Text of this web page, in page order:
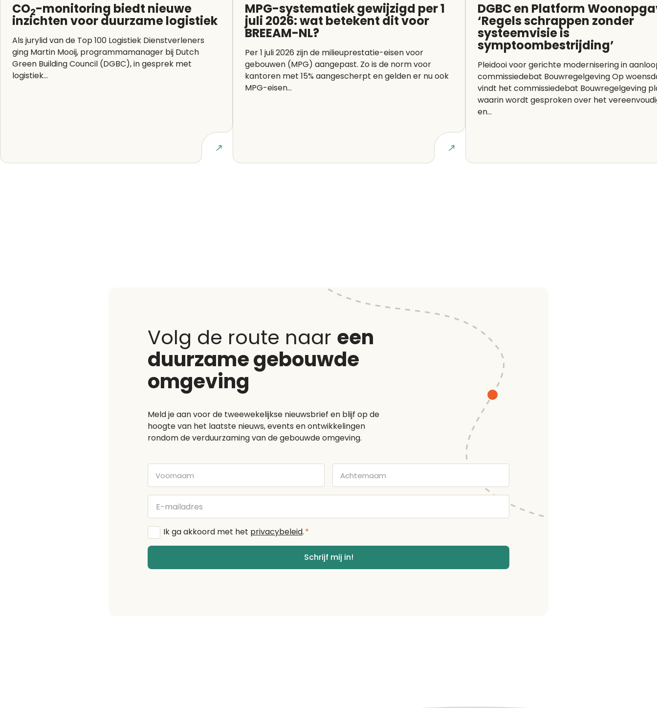
CO2-monitoring biedt nieuwe
inzichten voor duurzame logistiek
Als jurylid van de Top 100 Logistiek Dienstverleners
ging Martin Mooij, programmamanager bij Dutch
Green Building Council (DGBC), in gesprek met
logistiek...
Lees artikel
MPG-systematiek gewijzigd per 1
juli 2026: wat betekent dit voor
BREEAM-NL?
Per 1 juli 2026 zijn de milieuprestatie-eisen voor
gebouwen (MPG) aangepast. Zo is de norm voor
kantoren met 15% aangescherpt en gelden er nu ook
MPG-eisen...
Lees artikel
DGBC en Platform
‘Regels schrappen zonder
systeemvisie is
symptoombestrijding’
Pleidooi voor gerichte modernisering in
commissiedebat Bouwregelgeving Op woensdag 1 juli
vindt het commissiedebat Bouwregelgeving
waarin wordt gesproken over het
en...
Volg de route naar een
duurzame gebouwde
omgeving
Meld je aan voor de tweewekelijkse nieuwsbrief en blijf op de
hoogte van het laatste nieuws, events en ontwikkelingen
rondom de verduurzaming van de gebouwde omgeving.
Voornaam Achternaam
E-
mailadres
Algemene
voorwaarden
Ik ga akkoord met het privacybeleid.*
Schrijf mij in!